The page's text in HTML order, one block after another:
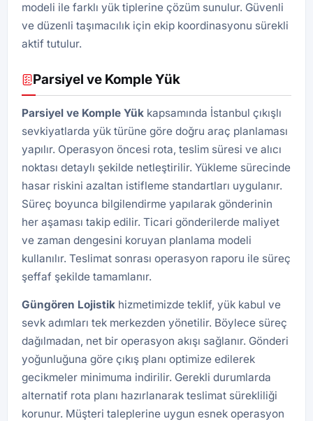
modeli ile farklı yük tiplerine çözüm sunulur. Güvenli
ve düzenli taşımacılık için ekip koordinasyonu sürekli
aktif tutulur.
Parsiyel ve Komple Yük
Parsiyel ve Komple Yük kapsamında İstanbul çıkışlı
sevkiyatlarda yük türüne göre doğru araç planlaması
yapılır. Operasyon öncesi rota, teslim süresi ve alıcı
noktası detaylı şekilde netleştirilir. Yükleme sürecinde
hasar riskini azaltan istifleme standartları uygulanır.
Süreç boyunca bilgilendirme yapılarak gönderinin
her aşaması takip edilir. Ticari gönderilerde maliyet
ve zaman dengesini koruyan planlama modeli
kullanılır. Teslimat sonrası operasyon raporu ile süreç
şeffaf şekilde tamamlanır.
Güngören Lojistik hizmetimizde teklif, yük kabul ve
sevk adımları tek merkezden yönetilir. Böylece süreç
dağılmadan, net bir operasyon akışı sağlanır. Gönderi
yoğunluğuna göre çıkış planı optimize edilerek
gecikmeler minimuma indirilir. Gerekli durumlarda
alternatif rota planı hazırlanarak teslimat sürekliliği
korunur. Müşteri taleplerine uygun esnek operasyon